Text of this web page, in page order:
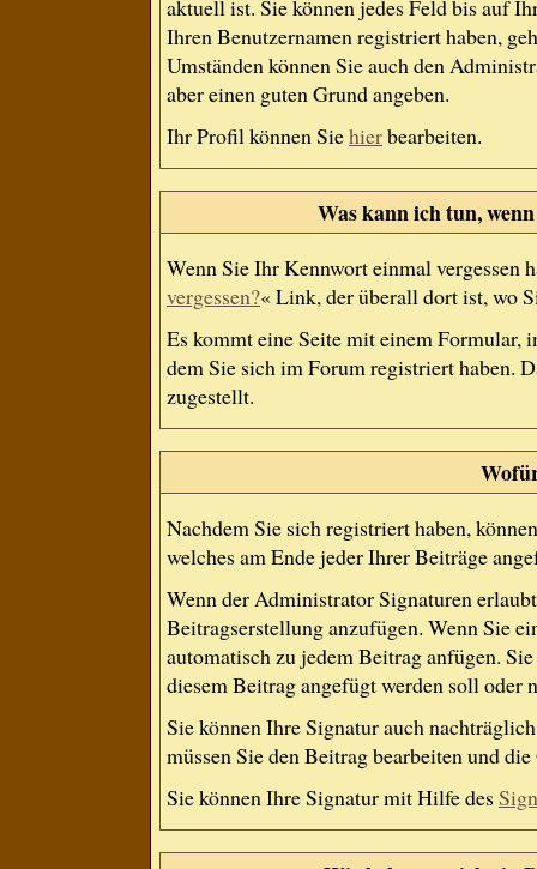
aktuell ist. Sie können jedes Feld bis auf
Ihren Benutzernamen registriert haben,
Umständen können Sie auch den
aber einen guten Grund angeben.
Ihr Profil können Siehierbearbeiten.
Was kann ich tun,
Wenn Sie Ihr Kennwort einmal vergessen
vergessen?« Link, der überall dort ist, wo
Es kommt eine Seite mit einem Formular,
dem Sie sich im Forum registriert haben.
zugestellt.
Nachdem Sie sich registriert haben,
welches am Ende jeder Ihrer Beiträge
Wenn der Administrator Signaturen
Beitragserstellung anzufügen. Wenn Sie
automatisch zu jedem Beitrag anfügen.
diesem Beitrag angefügt werden soll oder
Sie können Ihre Signatur auch
müssen Sie den Beitrag bearbeiten und
Sie können Ihre Signatur mit Hilfe des